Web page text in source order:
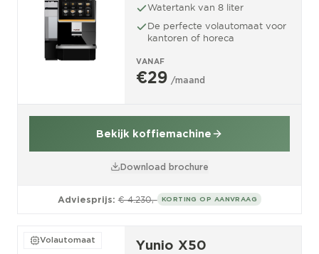
Watertank van 8 liter
De perfecte volautomaat voor
kantoren of horeca
VANAF
€29 /maand
Bekijk koffiemachine
Download brochure
Adviesprijs: € 4.230,- KORTING OP AANVRAAG
Volautomaat Yunio X50